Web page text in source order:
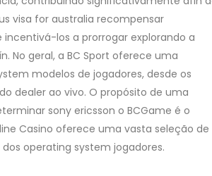
visa for australia recompensar
los a prorrogar explorando a
No geral, a BC Sport oferece uma
modelos de jogadores, desde os
dealer ao vivo. O propósito de uma
sony ericsson o BCGame é o
Casino oferece uma vasta seleção de
operating system jogadores.